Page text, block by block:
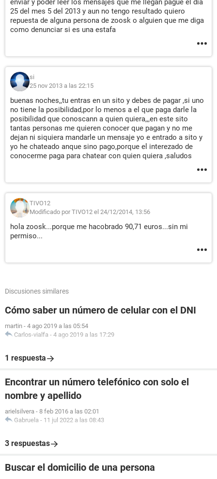
enviar y poder leer los mensajes que me llegan pague el dia
25 del mes 5 del 2013 y aun no tengo resultado quiero
repuesta de alguna persona de zoosk o alguien que me diga
como denunciar si es una estafa
si
25 nov 2013 a las 22:15
buenas noches,,tu entras en un sito y debes de pagar ,si uno
no tiene la posibilidad,por lo menos a el que paga darle la
posibilidad que conoscann a quien quiera,,,en este sito
tantas personas me quieren conocer que pagan y no me
dejan ni siquiera mandarle un mensaje yo e entrado a sito y
yo he chateado anque sino pago,porque el interezado de
conocerme paga para chatear con quien quiera ,saludos
TIVO12
Modificado por TIVO12 el 24/12/2014, 13:56
hola zoosk...porque me hacobrado 90,71 euros...sin mi
permiso...
Discusiones similares
Cómo saber un número de celular con el DNI
martin - 4 ago 2019 a las 05:54
Carlos-vialfa - 4 ago 2019 a las 17:29
1 respuesta
Encontrar un número telefónico con solo el
nombre y apellido
arielsilvera - 8 feb 2016 a las 02:01
Gabruela - 11 jul 2022 a las 08:43
3 respuestas
Buscar el domicilio de una persona